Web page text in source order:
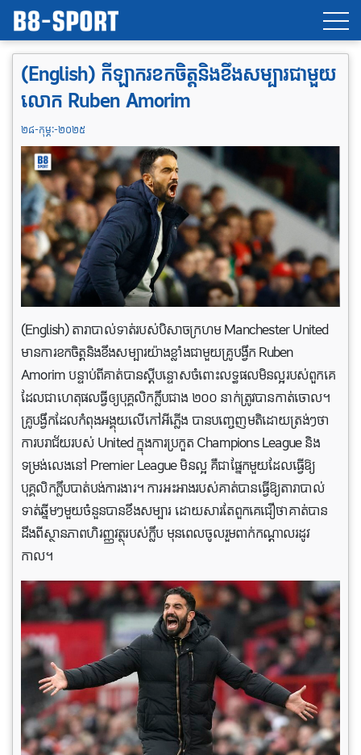
(English) កីឡាករខកចិត្តនិងខឹងសម្បារជាមួយ
លោក Ruben Amorim
២៨-កុម្ភៈ-២០២៥
(English) តារាបាល់ទាត់របស់បិសាចក្រហម Manchester United
មានការខកចិត្តនិងខឹងសម្បារយ៉ាងខ្លាំងជាមួយគ្រូបង្វឹក Ruben
Amorim បន្ទាប់ពីគាត់បានស្តីបន្ទោសចំពោះលទ្ធផលមិនល្អរបស់ពួកគេ
ដែលជាហេតុផលធ្វីឲ្យបុគ្គលិកក្លឹបជាង ២០០ នាក់ត្រូវបានកាត់ចោល។
គ្រូបង្វឹកដែលកំពុងអង្គុយលើកៅអីភ្លើង បានបញ្ចេញមតិដោយត្រង់ៗថា
ការបរាជ័យរបស់ United ក្នុងការប្រកួត Champions League និង
ទម្រង់លេងនៅ Premier League មិនល្អ គឺជាផ្នែកមួយដែលធ្វើឱ្យ
បុគ្គលិកក្លឹបបាត់បង់ការងារ។ ការអះអាងរបស់គាត់បានធ្វើឱ្យតារាបាល់
ទាត់ឆ្នីមៗមួយចំនួនបានខឹងសម្បារ ដោយសារតែពួកគេជឿថាគាត់បាន
ដឹងពីស្ថានភាពហិរញ្ញវត្ថុរបស់ក្លឹប មុនពេលចូលរួមពាក់កណ្តាលរដូវ
កាល។